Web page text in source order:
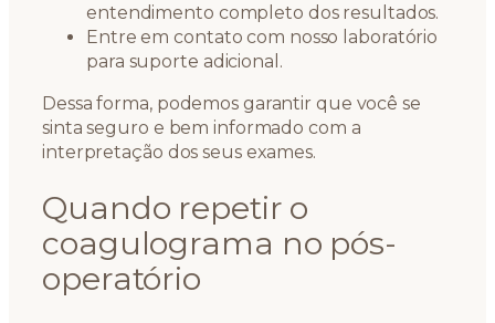
entendimento completo dos resultados.
Entre em contato com nosso laboratório
para suporte adicional.
Dessa forma, podemos garantir que você se
sinta seguro e bem informado com a
interpretação dos seus exames.
Quando repetir o
coagulograma no pós-
operatório